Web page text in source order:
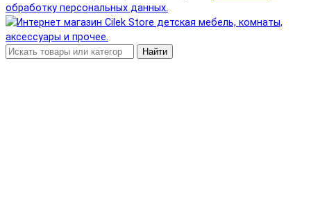
обработку персональных данных.
Найти